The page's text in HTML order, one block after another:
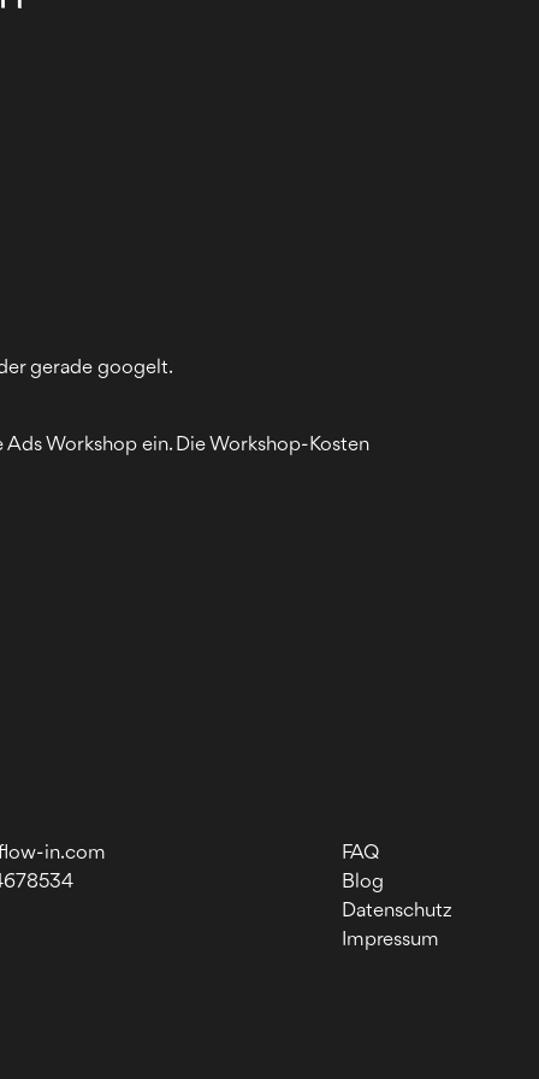
gerade googelt.
Workshop ein. Die Workshop-Kosten
in.com
FAQ
Blog
Datenschutz
Impressum